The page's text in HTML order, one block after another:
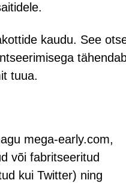
kaudu. See
tuua.
mega-early.com,
või fabritseeritud
kui Twitter) ning